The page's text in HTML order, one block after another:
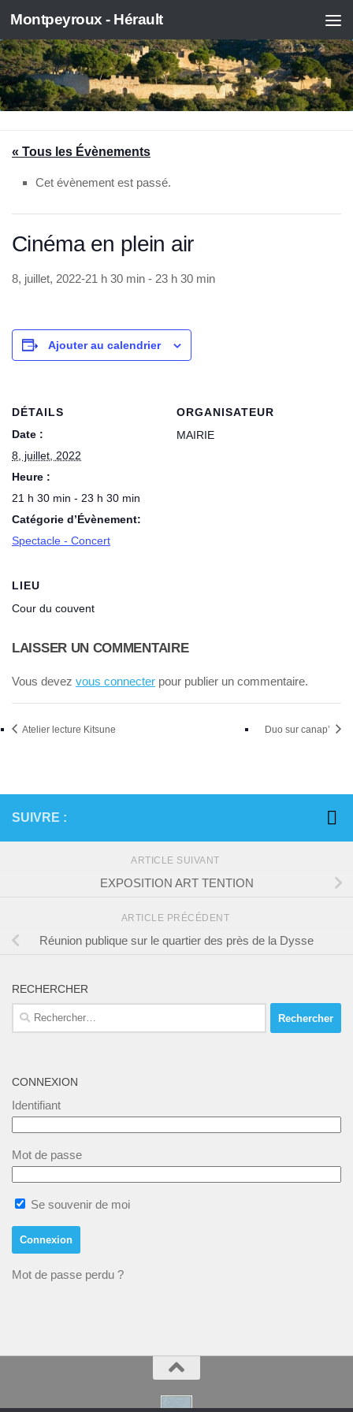
Skip to content
Montpeyroux - Hérault
« Tous les Évènements
Cet évènement est passé.
Cinéma en plein air
8, juillet, 2022-21 h 30 min - 23 h 30 min
Ajouter au calendrier
DÉTAILS
Date :
8, juillet, 2022
Heure :
21 h 30 min - 23 h 30 min
Catégorie d’Évènement:
Spectacle - Concert
ORGANISATEUR
MAIRIE
LIEU
Cour du couvent
LAISSER UN COMMENTAIRE
Vous devez vous connecter pour publier un commentaire.
Atelier lecture Kitsune Duo sur canap’
SUIVRE :
ARTICLE SUIVANT
EXPOSITION ART TENTION
ARTICLE PRÉCÉDENT
Réunion publique sur le quartier des près de la Dysse
RECHERCHER
Rechercher :
CONNEXION
Identifiant
Mot de passe
Se souvenir de moi
Mot de passe perdu ?